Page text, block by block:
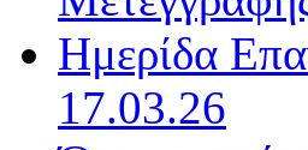
Ημερίδα
17.03.26